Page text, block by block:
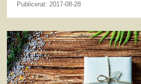
Publicerat: 2017-08-28